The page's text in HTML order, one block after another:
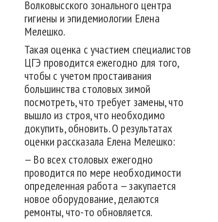
Волковысского зонального центра
гигиены и эпидемиологии Елена
Мелешко.
Такая оценка с участием специалистов
ЦГЭ проводится ежегодно для того,
чтобы с учетом простаивания
большинства столовых зимой
посмотреть, что требует замены, что
вышло из строя, что необходимо
докупить, обновить. О результатах
оценки рассказала Елена Мелешко:
— Во всех столовых ежегодно
проводится по мере необходимости
определенная работа — закупается
новое оборудование, делаются
ремонты, что-то обновляется.